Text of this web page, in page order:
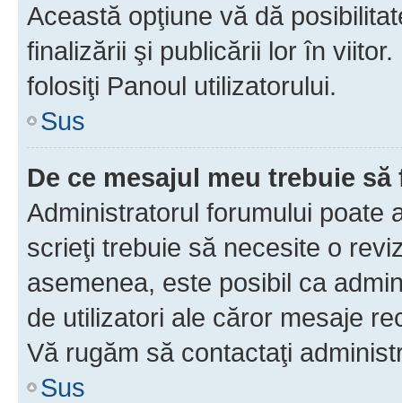
Această opţiune vă dă
finalizării şi publicării lor în
folosiţi Panoul utilizatorului.
Sus
De ce mesajul meu trebuie
Administratorul forumului poate
scrieţi trebuie să necesite o
asemenea, este posibil ca
de utilizatori ale căror mesaje
Vă rugăm să contactaţi
Sus